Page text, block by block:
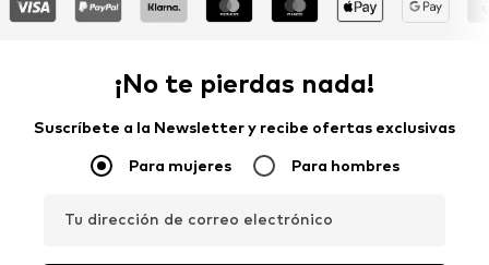
¡No te pierdas nada!
Suscríbete a la Newsletter y recibe ofertas exclusivas
Para mujeres Para hombres
Tu dirección de correo electrónico